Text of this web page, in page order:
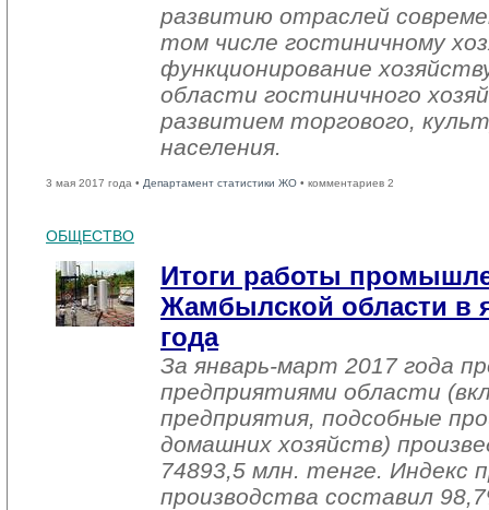
развитию отраслей
том числе гостиничному
функционирование
области гостиничного
развитием торгового,
населения.
3 мая 2017 года • Департамент статистики ЖО • комментариев 2
ОБЩЕСТВО
Итоги работы
Жамбылской области в
года
За январь-март 2017 года
предприятиями области
предприятия, подсобные
домашних хозяйств)
74893,5 млн. тенге. Индекс
производства составил